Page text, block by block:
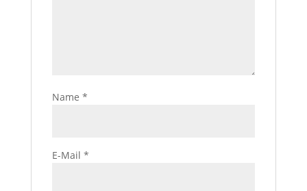
Name *
E-Mail *